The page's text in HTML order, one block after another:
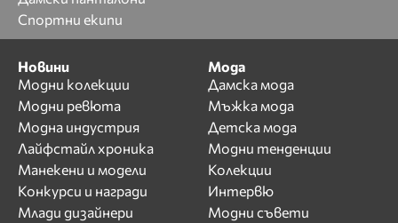
Спортни екипи
Новини
Модни колекции
Модни ревюта
Модна индустрия
Лайфстайл хроника
Манекени и модели
Конкурси и награди
Млади дизайнери
Мода
Дамска мода
Мъжка мода
Детска мода
Модни тенденции
Колекции
Интервю
Модни съвети